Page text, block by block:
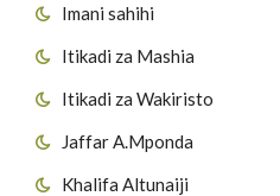
Imani sahihi
Itikadi za Mashia
Itikadi za Wakiristo
Jaffar A.Mponda
Khalifa Altunaiji